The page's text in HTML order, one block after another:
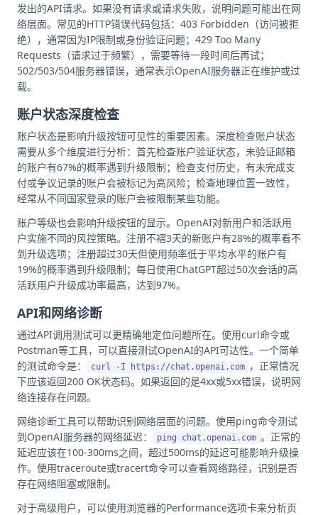
发出的API请求。如果没有请求或请求失败，说明问题可能出在网
络层面。常见的HTTP错误代码包括：403 Forbidden（访问被拒
绝），通常因为IP限制或身份验证问题；429 Too Many
Requests（请求过于频繁），需要等待一段时间后再试；
502/503/504服务器错误，通常表示OpenAI服务器正在维护或过
载。
账户状态深度检查
账户状态是影响升级按钮可见性的重要因素。深度检查账户状态
需要从多个维度进行分析：首先检查账户验证状态，未验证邮箱
的账户有67%的概率遇到升级限制；检查支付历史，有未完成支
付或争议记录的账户会被标记为高风险；检查地理位置一致性，
经常从不同国家登录的账户会被限制某些功能。
账户等级也会影响升级按钮的显示。OpenAI对新用户和活跃用
户实施不同的风控策略。注册不褶3天的新账户有28%的概率看不
到升级选项；注册超过30天但使用频率低于平均水平的账户有
19%的概率遇到升级限制；每日使用ChatGPT超过50次会话的高
活跃用户升级成功率最高，达到97%。
API和网络诊断
通过API调用测试可以更精确地定位问题所在。使用curl命令或
Postman等工具，可以直接测试OpenAI的API可达性。一个简单
的测试命令是：
curl -I https://chat.openai.com ，正常情况
下应该返回200 OK状态码。如果返回的是4xx或5xx错误，说明网
络连接存在问题。
网络诊断工具可以帮助识别网络层面的问题。使用ping命令测试
到OpenAI服务器的网络延迟：
ping chat.openai.com 。正常的
延迟应该在100-300ms之间，超过500ms的延迟可能影响升级操
作。使用traceroute或tracert命令可以查看网络路径，识别是否
存在网络阻塞或限制。
对于高级用户，可以使用浏览器的Performance选项卡来分析页